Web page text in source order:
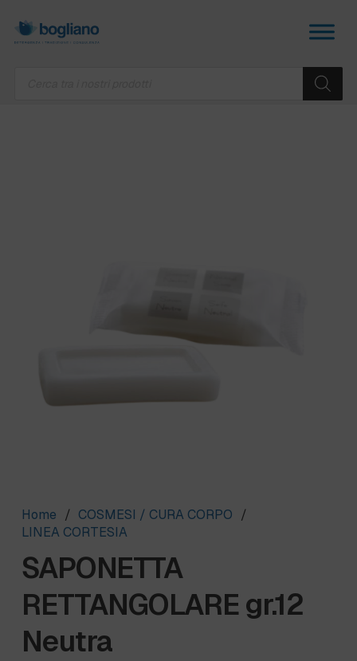
Home / COSMESI / CURA CORPO /
LINEA CORTESIA
SAPONETTA
RETTANGOLARE gr.12
Neutra